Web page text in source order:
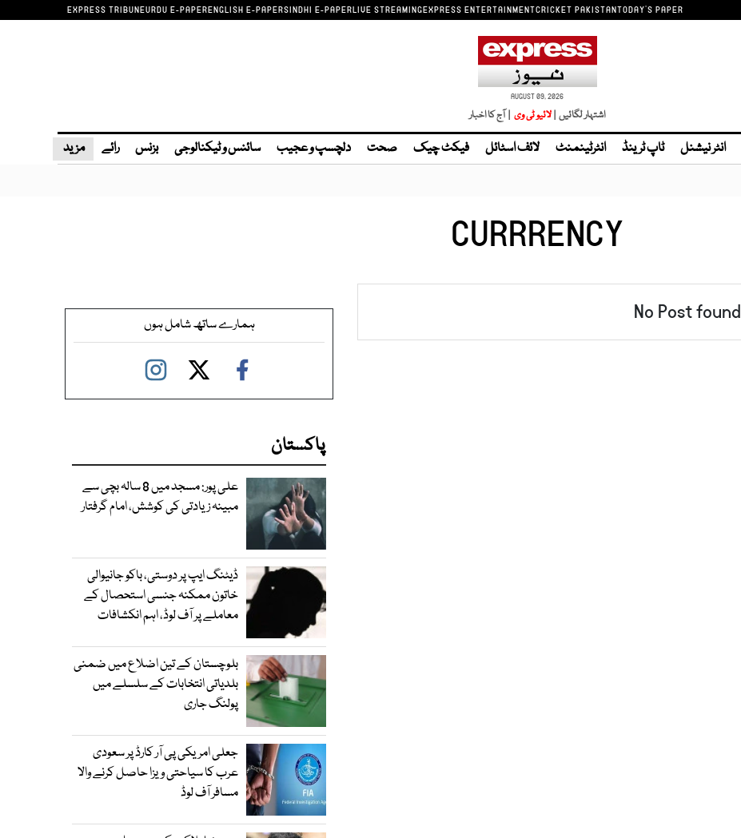
EXPRESS TRIBUNEURDU E-PAPERENGLISH E-PAPERSINDHI E-PAPERLIVE STREAMINGEXPRESS ENTERTAINMENTCRICKET PAKISTANTODAY'S PAPER
AUGUST 09, 2026
اشتہار لگائیں | | آج کا اخبار
انٹر نیشنل ٹاپ ٹرینڈ انٹرٹینمنٹ لائف اسٹائل فیکٹ چیک صحت دلچسپ و عجیب سائنس و ٹیکنالوجی بزنس رائے مزید
CURRRENCY
No Post found ہمارے ساتھ شامل ہوں
پاکستان
علی پور: مسجد میں 8 سالہ بچی سے
مبینہ زیادتی کی کوشش، امام گرفتار
ڈیٹنگ ایپ پر دوستی، باکو جانیوالی
خاتون ممکنہ جنسی استحصال کے
معاملے پر آف لوڈ، اہم انکشافات
بلوچستان کے تین اضلاع میں ضمنی
بلدیاتی انتخابات کے سلسلے میں
پولنگ جاری
جعلی امریکی پی آر کارڈ پر سعودی
عرب کا سیاحتی ویزا حاصل کرنے والا
مسافر آف لوڈ